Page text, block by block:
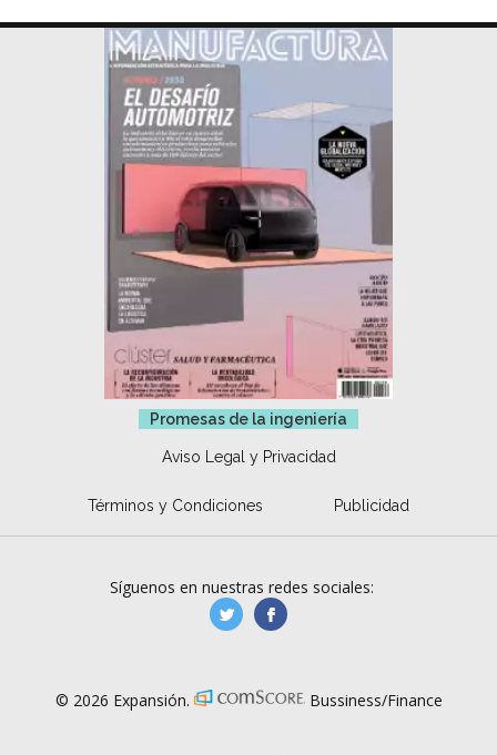
Promesas de la ingeniería
Aviso Legal y Privacidad
Términos y Condiciones Publicidad
Síguenos en nuestras redes sociales:
manufacturaGE
© 2026 Expansión. Bussiness/Finance